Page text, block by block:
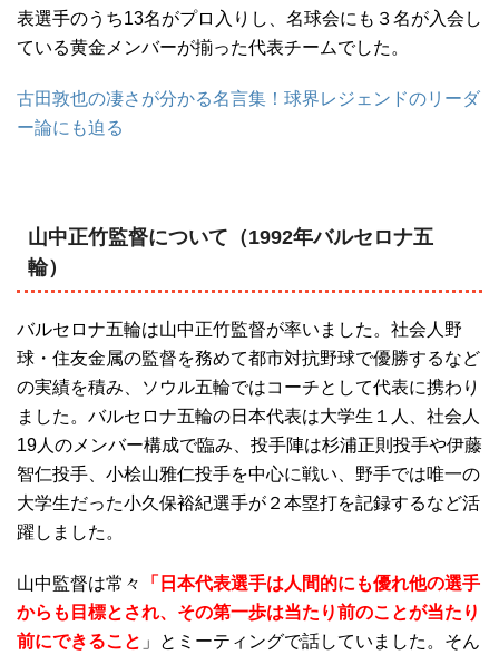
表選手のうち13名がプロ入りし、名球会にも３名が入会し
ている黄金メンバーが揃った代表チームでした。
古田敦也の凄さが分かる名言集！球界レジェンドのリーダ
ー論にも迫る
山中正竹監督について（1992年バルセロナ五
輪）
バルセロナ五輪は山中正竹監督が率いました。社会人野
球・住友金属の監督を務めて都市対抗野球で優勝するなど
の実績を積み、ソウル五輪ではコーチとして代表に携わり
ました。バルセロナ五輪の日本代表は大学生１人、社会人
19人のメンバー構成で臨み、投手陣は杉浦正則投手や伊藤
智仁投手、小桧山雅仁投手を中心に戦い、野手では唯一の
大学生だった小久保裕紀選手が２本塁打を記録するなど活
躍しました。
山中監督は常々
「日本代表選手は人間的にも優れ他の選手
からも目標とされ、その第一歩は当たり前のことが当たり
前にできること 」とミーティングで話していました。そん